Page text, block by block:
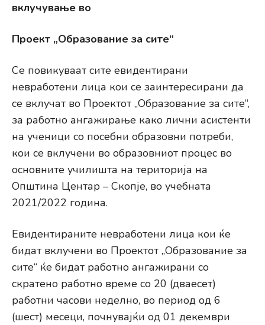
вклучување во
Проект „Образование за сите“
Се повикуваат сите евидентирани
невработени лица кои се заинтересирани да
се вклучат во Проектот „Образование за сите“,
за работно ангажирање како лични асистенти
на ученици со посебни образовни потреби,
кои се вклучени во образовниот процес во
основните училишта на територија на
Општина Центар – Скопје, во учебната
2021/2022 година.
Евидентираните невработени лица кои ќе
бидат вклучени во Проектот „Образование за
сите“ ќе бидат работно ангажирани со
скратено работно време со 20 (дваесет)
работни часови неделно, во период од 6
(шест) месеци, почнувајќи од 01 декември